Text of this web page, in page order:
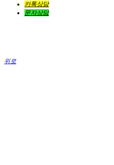
카톡상담
문자상담
위로